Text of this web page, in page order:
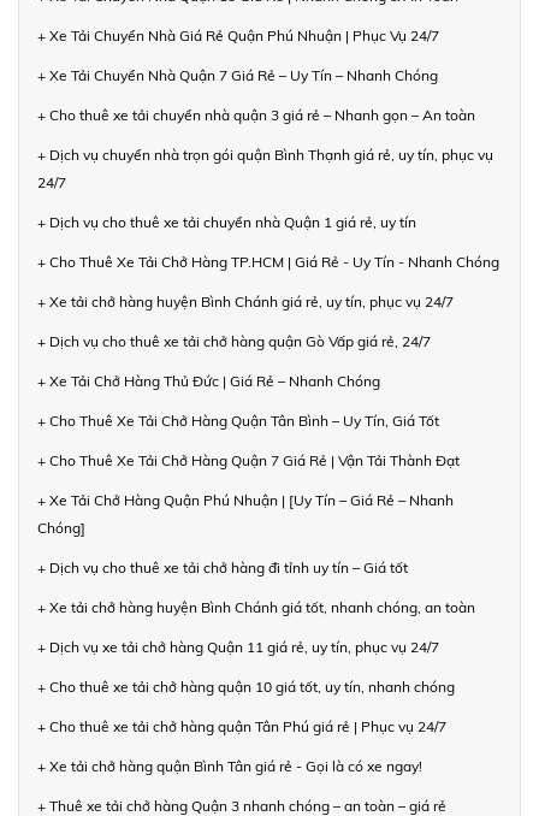
+ Xe Tải Chuyển Nhà Giá Rẻ Quận Phú Nhuận | Phục Vụ 24/7
+ Xe Tải Chuyển Nhà Quận 7 Giá Rẻ – Uy Tín – Nhanh Chóng
+ Cho thuê xe tải chuyển nhà quận 3 giá rẻ – Nhanh gọn – An toàn
+ Dịch vụ chuyển nhà trọn gói quận Bình Thạnh giá rẻ, uy tín, phục vụ
24/7
+ Dịch vụ cho thuê xe tải chuyển nhà Quận 1 giá rẻ, uy tín
+ Cho Thuê Xe Tải Chở Hàng TP.HCM | Giá Rẻ - Uy Tín - Nhanh Chóng
+ Xe tải chở hàng huyện Bình Chánh giá rẻ, uy tín, phục vụ 24/7
+ Dịch vụ cho thuê xe tải chở hàng quận Gò Vấp giá rẻ, 24/7
+ Xe Tải Chở Hàng Thủ Đức | Giá Rẻ – Nhanh Chóng
+ Cho Thuê Xe Tải Chở Hàng Quận Tân Bình – Uy Tín, Giá Tốt
+ Cho Thuê Xe Tải Chở Hàng Quận 7 Giá Rẻ | Vận Tải Thành Đạt
+ Xe Tải Chở Hàng Quận Phú Nhuận | [Uy Tín – Giá Rẻ – Nhanh
Chóng]
+ Dịch vụ cho thuê xe tải chở hàng đi tỉnh uy tín – Giá tốt
+ Xe tải chở hàng huyện Bình Chánh giá tốt, nhanh chóng, an toàn
+ Dịch vụ xe tải chở hàng Quận 11 giá rẻ, uy tín, phục vụ 24/7
+ Cho thuê xe tải chở hàng quận 10 giá tốt, uy tín, nhanh chóng
+ Cho thuê xe tải chở hàng quận Tân Phú giá rẻ | Phục vụ 24/7
+ Xe tải chở hàng quận Bình Tân giá rẻ - Gọi là có xe ngay!
+ Thuê xe tải chở hàng Quận 3 nhanh chóng – an toàn – giá rẻ